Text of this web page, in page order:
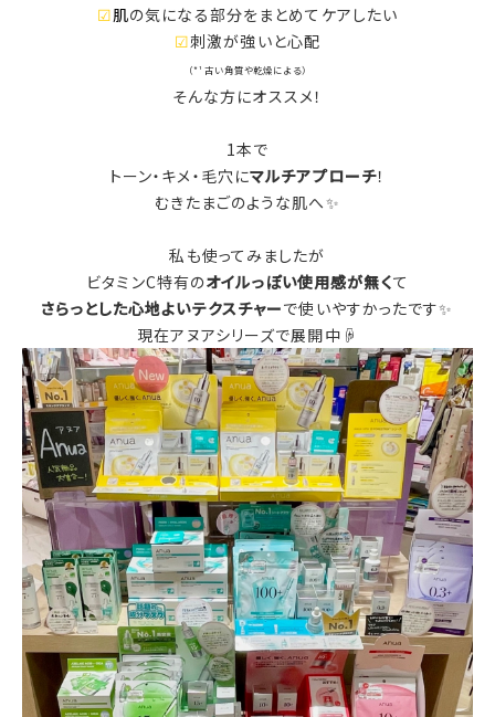
☑肌の気になる部分をまとめてケアしたい
☑刺激が強いと心配
（*¹古い角質や乾燥による）
そんな方にオススメ！
1本で
トーン・キメ・毛穴にマルチアプローチ！
むきたまごのような肌へ✨
私も使ってみましたが
ビタミンC特有のオイルっぽい使用感が無くて
さらっとした心地よいテクスチャーで使いやすかったです✨
現在アヌアシリーズで展開中☟